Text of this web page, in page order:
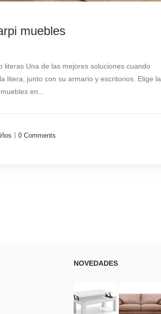
muebles
Una de las mejores soluciones cuando
litera, junto con su armario y escritorios. Elige la
en...
0 Comments
NOVEDADES